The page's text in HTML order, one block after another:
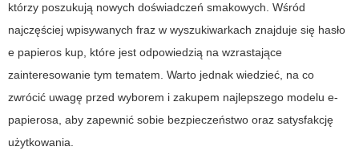
którzy poszukują nowych doświadczeń smakowych. Wśród
najczęściej wpisywanych fraz w wyszukiwarkach znajduje się hasło
e papieros kup, które jest odpowiedzią na wzrastające
zainteresowanie tym tematem. Warto jednak wiedzieć, na co
zwrócić uwagę przed wyborem i zakupem najlepszego modelu e-
papierosa, aby zapewnić sobie bezpieczeństwo oraz satysfakcję
użytkowania.